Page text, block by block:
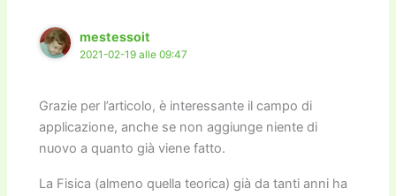
mestessoit
2021-02-19 alle 09:47
Grazie per l’articolo, è interessante il campo di
applicazione, anche se non aggiunge niente di
nuovo a quanto già viene fatto.
La Fisica (almeno quella teorica) già da tanti anni ha